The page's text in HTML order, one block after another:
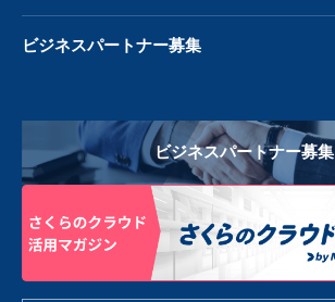
ビジネスパートナー募集
ビジネスパートナー募集